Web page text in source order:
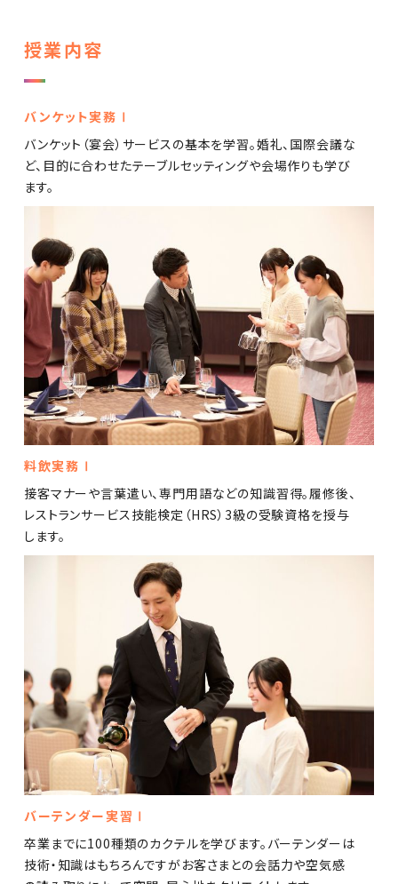
授業内容
バンケット実務Ⅰ
バンケット（宴会）サービスの基本を学習。婚礼、国際会議な
ど、目的に合わせたテーブルセッティングや会場作りも学び
ます。
料飲実務Ⅰ
接客マナーや言葉遣い、専門用語などの知識習得。履修後、
レストランサービス技能検定（HRS）3級の受験資格を授与
します。
バーテンダー実習Ⅰ
卒業までに100種類のカクテルを学びます。バーテンダーは
技術・知識はもちろんですがお客さまとの会話力や空気感